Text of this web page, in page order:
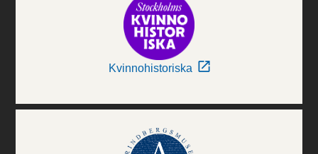
Kvinnohistoriska